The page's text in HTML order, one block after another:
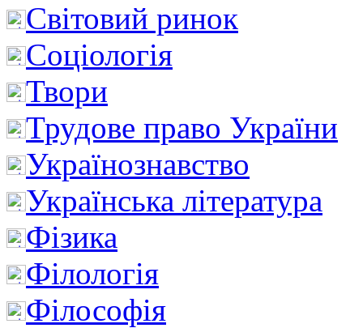
Світовий ринок
Соціологія
Твори
Трудове право України
Українознавство
Українська література
Фізика
Філологія
Філософія